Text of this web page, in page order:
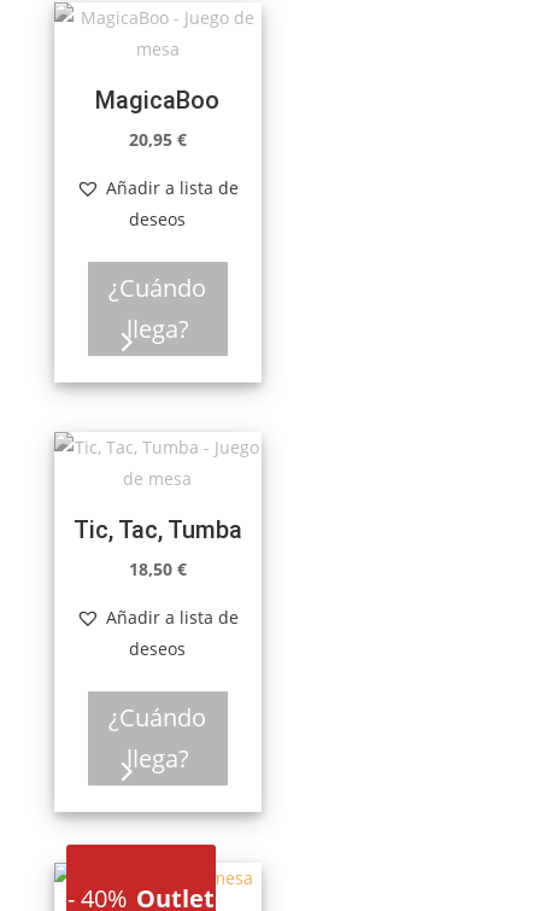
MagicaBoo
20,95 €
Añadir a lista de
deseos
¿Cuándo
llega?
Tic, Tac, Tumba
18,50 €
Añadir a lista de
deseos
¿Cuándo
llega?
-40% Outlet